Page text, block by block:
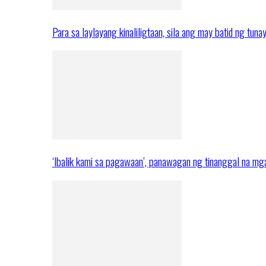
Para sa laylayang kinaliligtaan, sila ang may batid ng
‘Ibalik kami sa pagawaan’, panawagan ng tinanggal na